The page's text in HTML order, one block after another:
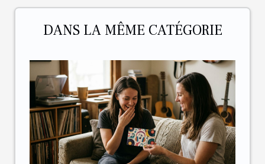
DANS LA MÊME CATÉGORIE